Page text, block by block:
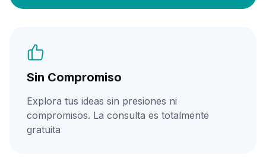
Sin Compromiso
Explora tus ideas sin presiones ni
compromisos. La consulta es totalmente
gratuita